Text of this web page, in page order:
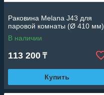
Раковина Melana J43 для
паровой комнаты (Ø 410 мм)
В наличии
113 200 ₸
Купить